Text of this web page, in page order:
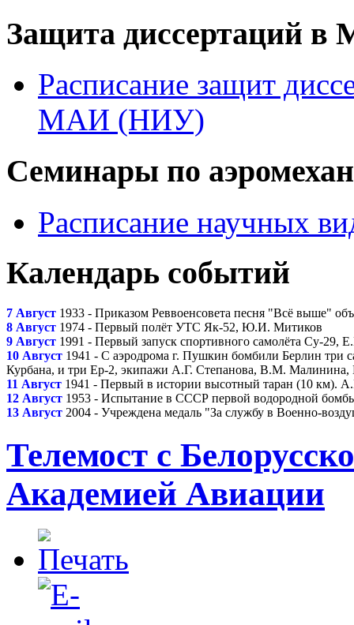
Защита диссертаций
Расписание защит
МАИ (НИУ)
Семинары по
Расписание научных
Календарь событий
7 Август 1933 - Приказом Реввоенсовета песня "Всё выше"
8 Август 1974 - Первый полёт УТС Як-52, Ю.И. Митиков
9 Август 1991 - Первый запуск спортивного самолёта Су-29,
10 Август 1941 - С аэродрома г. Пушкин бомбили Берлин
Курбана, и три Ер-2, экипажи А.Г. Степанова, В.М.
11 Август 1941 - Первый в истории высотный таран (10 км).
12 Август 1953 - Испытание в СССР первой водородной
13 Август 2004 - Учреждена медаль "За службу в Военно-
Телемост с
Академией Авиации